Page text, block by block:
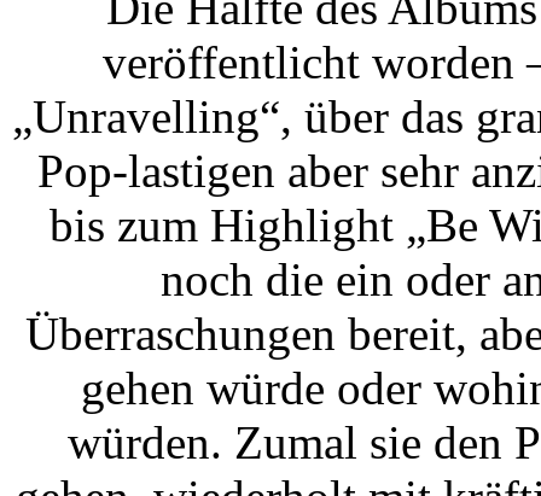
veröffentlicht worden
„Unravelling“, über das
Pop-lastigen aber sehr
bis zum Highlight „Be
noch die ein oder
Überraschungen bereit,
gehen würde oder
würden. Zumal sie den